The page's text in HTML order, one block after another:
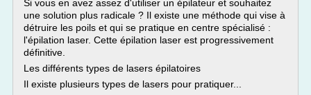
Si vous en avez assez d'utiliser un épilateur et souhaitez
une solution plus radicale ? Il existe une méthode qui vise à
détruire les poils et qui se pratique en centre spécialisé :
l'épilation laser. Cette épilation laser est progressivement
définitive.
Les différents types de lasers épilatoires
Il existe plusieurs types de lasers pour pratiquer...